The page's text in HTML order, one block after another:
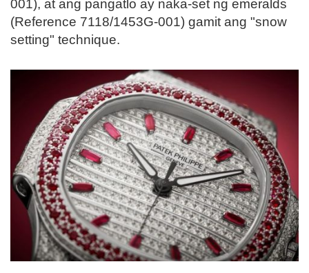
001), at ang pangatlo ay naka-set ng emeralds
(Reference 7118/1453G-001) gamit ang "snow
setting" technique.